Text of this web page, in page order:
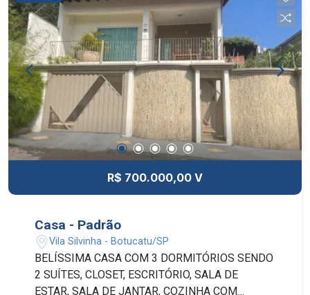
R$ 700.000,00 V
Casa - Padrão
Vila Silvinha - Botucatu/SP
BELÍSSIMA CASA COM 3 DORMITÓRIOS SENDO
2 SUÍTES, CLOSET, ESCRITÓRIO, SALA DE
ESTAR, SALA DE JANTAR, COZINHA COM